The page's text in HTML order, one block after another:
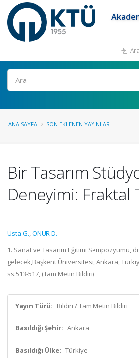
Ara
ANA SAYFA SON EKLENEN YAYINLAR
Bir Tasarım
Deneyimi: Fraktal
Usta G.,ONUR D.
1. Sanat ve Tasarım Eğitimi Sempozyumu,
gelecek,Başkent Üniversitesi, Ankara,
ss.513-517, (Tam Metin Bildiri)
Yayın Türü: Bildiri / Tam Metin Bildiri
Basıldığı Şehir: Ankara
Basıldığı Ülke: Türkiye